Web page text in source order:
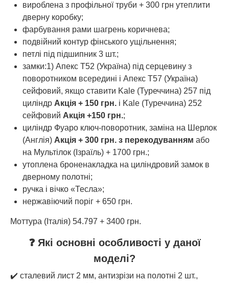
вироблена з профільної труби + 300 грн утеплити
дверну коробку;
фарбування рами шагрень коричнева;
подвійний контур фінського ущільнення;
петлі під підшипник 3 шт.;
замки:1) Апекс Т52 (Україна) під серцевину з
поворотником всередині і Апекс Т57 (Україна)
сейфовий, якщо ставити Kale (Туреччина) 257 під
циліндр Акція + 150 грн. і Kale (Туреччина) 252
сейфовий Акція +150 грн.;
циліндр Фуаро ключ-поворотник, заміна на Шерлок
(Англія) Акція + 300 грн. з перекодуванням або
на Мультілок (Ізраїль) + 1700 грн.;
утоплена броненакладка на циліндровий замок в
дверному полотні;
ручка і вічко «Тесла»;
нержавіючий поріг + 650 грн.
Моттура (Італія) 54.797 + 3400 грн.
❓ Які основні особливості у даної
моделі?
✔️ сталевий лист 2 мм, антизрізи на полотні 2 шт.,